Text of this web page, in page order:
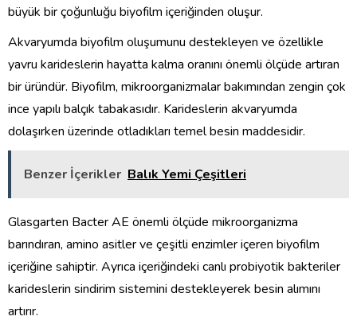
büyük bir çoğunluğu biyofilm içeriğinden oluşur.
Akvaryumda biyofilm oluşumunu destekleyen ve özellikle
yavru karideslerin hayatta kalma oranını önemli ölçüde artıran
bir üründür. Biyofilm, mikroorganizmalar bakımından zengin çok
ince yapılı balçık tabakasıdır. Karideslerin akvaryumda
dolaşırken üzerinde otladıkları temel besin maddesidir.
Benzer İçerikler Balık Yemi Çeşitleri
Glasgarten Bacter AE önemli ölçüde mikroorganizma
barındıran, amino asitler ve çeşitli enzimler içeren biyofilm
içeriğine sahiptir. Ayrıca içeriğindeki canlı probiyotik bakteriler
karideslerin sindirim sistemini destekleyerek besin alımını
artırır.